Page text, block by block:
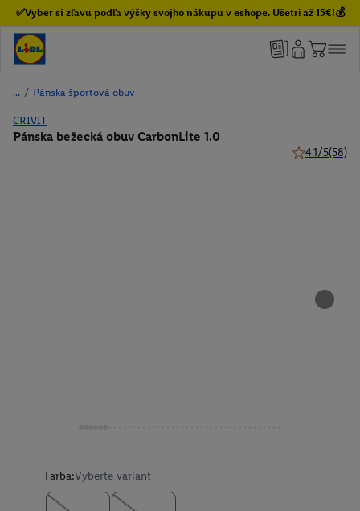
✅Vyber si zľavu podľa výšky svojho nákupu v eshope. Ušetri až 15€!💰
/ Pánska športová obuv
CRIVIT
Pánska bežecká obuv CarbonLite 1.0
4.1/5(58)
Farba:Vyberte variant